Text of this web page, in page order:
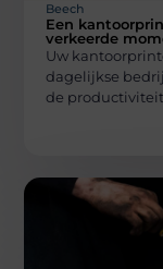
Beech
Een
verkeerde
Uw
dagelijkse
de